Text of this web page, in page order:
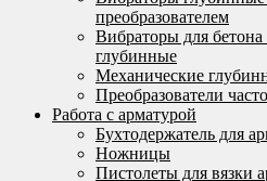
преобразователем
Вибраторы для
глубинные
Механические
Преобразователи
Работа с арматурой
Бухтодержатель для
Ножницы
Пистолеты для вязки